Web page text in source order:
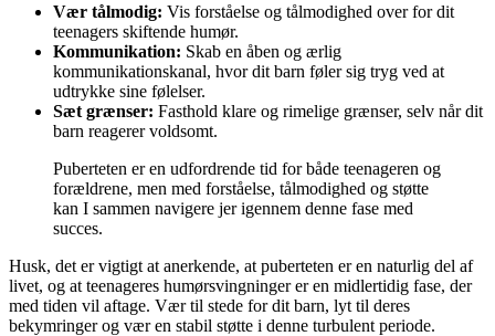
Vær tålmodig: Vis forståelse og tålmodighed over for dit
teenagers skiftende humør.
Kommunikation: Skab en åben og ærlig
kommunikationskanal, hvor dit barn føler sig tryg ved at
udtrykke sine følelser.
Sæt grænser: Fasthold klare og rimelige grænser, selv når dit
barn reagerer voldsomt.
Puberteten er en udfordrende tid for både teenageren og
forældrene, men med forståelse, tålmodighed og støtte
kan I sammen navigere jer igennem denne fase med
succes.
Husk, det er vigtigt at anerkende, at puberteten er en naturlig del af
livet, og at teenageres humørsvingninger er en midlertidig fase, der
med tiden vil aftage. Vær til stede for dit barn, lyt til deres
bekymringer og vær en stabil støtte i denne turbulent periode.